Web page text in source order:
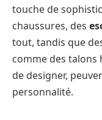
touche de
chaussures, des
tout, tandis que
comme des talons
de designer,
personnalité.